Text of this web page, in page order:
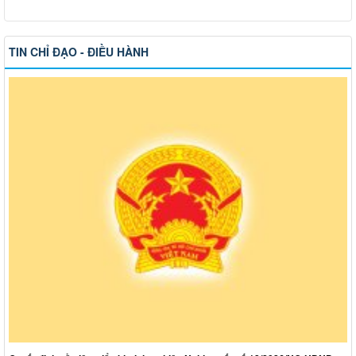
TIN CHỈ ĐẠO - ĐIỀU HÀNH